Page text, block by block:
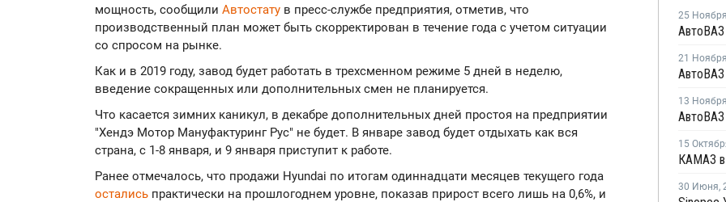
мощность, сообщили Автостату в пресс-службе предприятия, отметив, что
производственный план может быть скорректирован в течение года с учетом ситуации
со спросом на рынке.
Как и в 2019 году, завод будет работать в трехсменном режиме 5 дней в неделю,
введение сокращенных или дополнительных смен не планируется.
Что касается зимних каникул, в декабре дополнительных дней простоя на предприятии
"Хендэ Мотор Мануфактуринг Рус" не будет. В январе завод будет отдыхать как вся
страна, с 1-8 января, и 9 января приступит к работе.
Ранее отмечалось, что продажи Hyundai по итогам одиннадцати месяцев текущего года
остались практически на прошлогоднем уровне, показав прирост всего лишь на 0,6%, и
25 Ноября
21 Ноября
13 Ноября
15
30 Июня,